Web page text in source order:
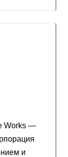
Works —
и